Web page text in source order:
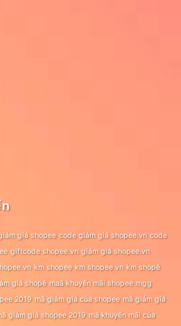
giá shopee code giảm giá shopee.vn code
giftcode shopee.vn giảm giá shopee.vn
km shopee km shopee vn km shopê
giá shopê maã khuyến mãi shopee mgg
2019 mã giảm giá của shopee mã giảm giá
giảm giá shopee 2019 mã khuyến mãi của